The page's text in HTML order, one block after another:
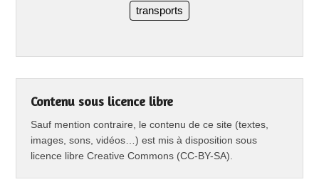
transports
Contenu sous licence libre
Sauf mention contraire, le contenu de ce site (textes,
images, sons, vidéos…) est mis à disposition sous
licence libre Creative Commons (CC-BY-SA).